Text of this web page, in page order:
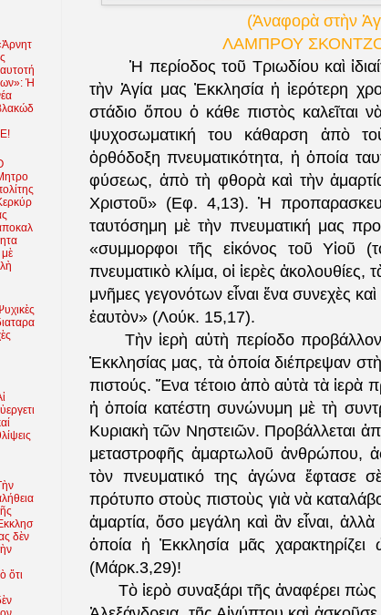
(Ἀναφορὰ στὴν
ΛΑΜΠΡΟΥ
Ἡ περίοδος τοῦ Τριωδίου καὶ
τὴν Ἁγία μας Ἐκκλησία ἡ ἱερότερη
στάδιο ὅπου ὁ κάθε πιστὸς καλεῖται
ψυχοσωματική του κάθαρση ἀπὸ
ὀρθόδοξη πνευματικότητα, ἡ ὁποία
φύσεως, ἀπὸ τὴ φθορὰ καὶ τὴν
Χριστοῦ» (Eφ. 4,13). Ἡ
ταυτόσημη μὲ τὴν πνευματική μας
«συμμορφοι τῆς εἰκόνος τοῦ Υἱοῦ
πνευματικὸ κλίμα, οἱ ἱερὲς
μνῆμες γεγονότων εἶναι ἕνα συνεχὲς
ἑαυτὸν» (Λούκ. 15,17).
Τὴν ἱερὴ αὐτὴ περίοδο
Ἐκκλησίας μας, τὰ ὁποία διέπρεψαν
πιστούς. Ἕνα τέτοιο ἀπὸ αὐτὰ τὰ ἱερὰ
ἡ ὁποία κατέστη συνώνυμη μὲ τὴ
Κυριακὴ τῶν Νηστειῶν. Προβάλλεται
μεταστροφῆς ἁμαρτωλοῦ ἀνθρώπου,
τὸν πνευματικό της ἀγώνα ἔφτασε
πρότυπο στοὺς πιστοὺς γιὰ νὰ
ἁμαρτία, ὅσο μεγάλη καὶ ἂν εἶναι,
ὁποία ἡ Ἐκκλησία μᾶς
(Μάρκ.3,29)!
Τὸ ἱερὸ συναξάρι τῆς ἀναφέρει
Ἡ
δὲν
ὅτι